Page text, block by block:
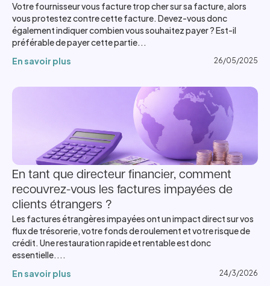
Votre fournisseur vous facture trop cher sur sa facture, alors
vous protestez contre cette facture. Devez-vous donc
également indiquer combien vous souhaitez payer ? Est-il
préférable de payer cette partie...
En savoir plus
26/05/2025
En tant que directeur financier, comment
recouvrez-vous les factures impayées de
clients étrangers ?
Les factures étrangères impayées ont un impact direct sur vos
flux de trésorerie, votre fonds de roulement et votre risque de
crédit. Une restauration rapide et rentable est donc
essentielle....
En savoir plus
24/3/2026